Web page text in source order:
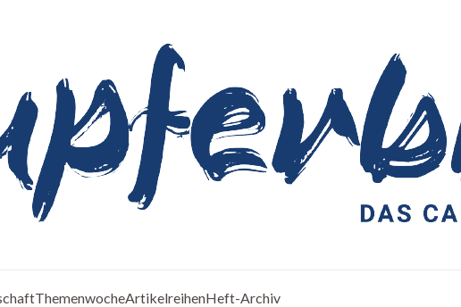
ThemenwocheArtikelreihenHeft-Archiv